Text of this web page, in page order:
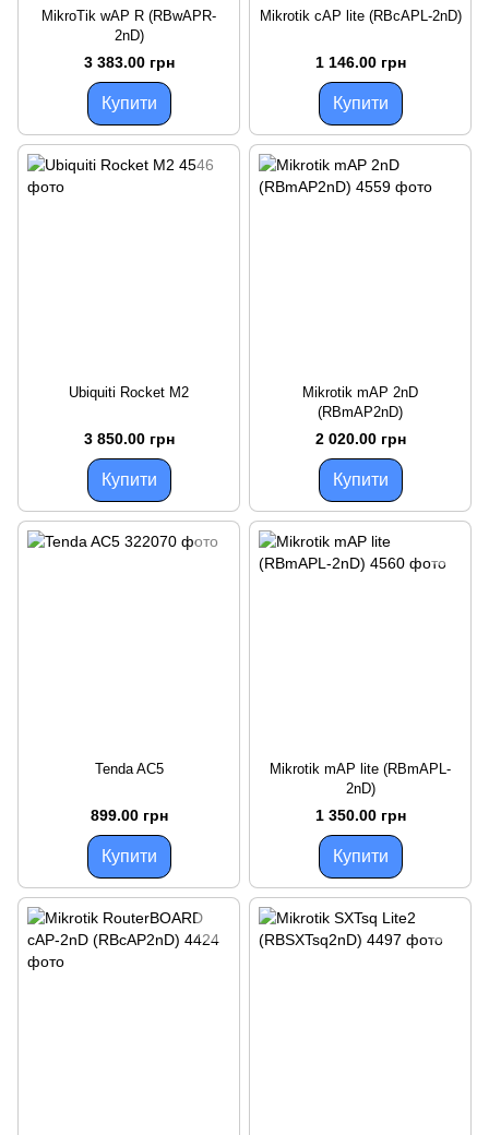
MikroTik wAP R (RBwAPR-
2nD)
3 383.00 грн
Купити
Mikrotik cAP lite (RBcAPL-2nD)
1 146.00 грн
Купити
Ubiquiti Rocket M2
3 850.00 грн
Купити
Mikrotik mAP 2nD
(RBmAP2nD)
2 020.00 грн
Купити
Tenda AC5
899.00 грн
Купити
Mikrotik mAP lite (RBmAPL-
2nD)
1 350.00 грн
Купити